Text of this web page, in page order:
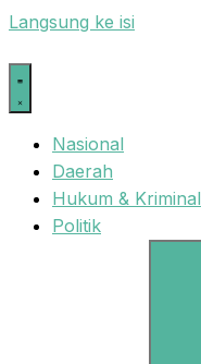
Langsung ke isi
Nasional
Daerah
Hukum & Kriminal
Politik